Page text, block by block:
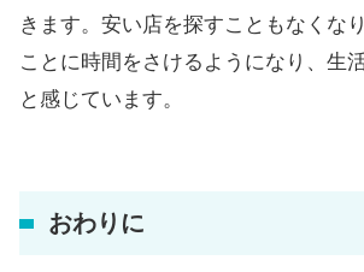
きます。安い店を探すこともなくな
ことに時間をさけるようになり、生
と感じています。
おわりに